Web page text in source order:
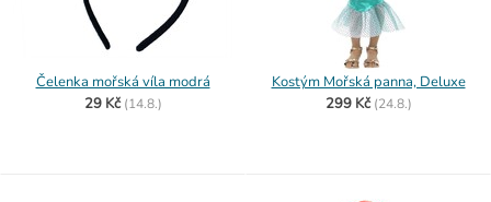
Čelenka mořská víla modrá
29 Kč (14.8.)
Kostým Mořská panna, Deluxe
299 Kč (24.8.)